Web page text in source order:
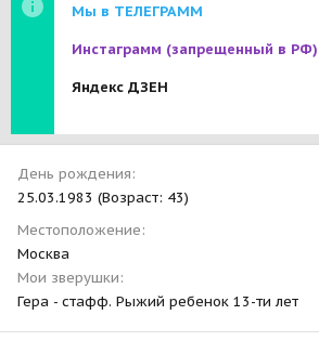
Мы в ТЕЛЕГРАММ
Инстаграмм (запрещенный в РФ)
Яндекс ДЗЕН
День рождения
25.03.1983 (Возраст: 43)
Местоположение
Москва
Мои зверушки
Гера - стафф. Рыжий ребенок 13-ти лет